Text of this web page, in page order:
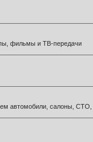
фильмы и ТВ-передачи
автомобили, салоны, СТО,